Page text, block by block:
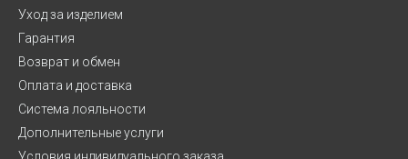
Уход за изделием
Гарантия
Возврат и обмен
Оплата и доставка
Система лояльности
Дополнительные услуги